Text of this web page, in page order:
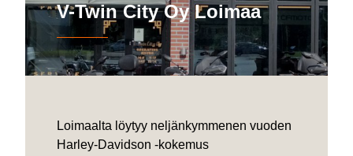
V-Twin City Oy Loimaa
Loimaalta löytyy neljänkymmenen vuoden
Harley-Davidson -kokemus